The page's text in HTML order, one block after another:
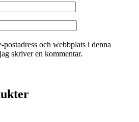
postadress och webbplats i denna
skriver en kommentar.